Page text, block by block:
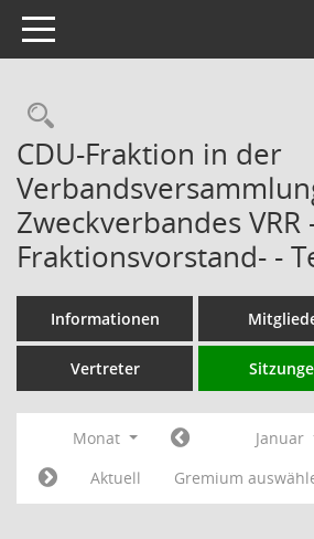
Toggle navigation
Rechercheauswahl
CDU-Fraktion in der
Zweckverbandes VRR
Fraktionsvorstand- -
Informationen
Vertreter
Monat Januar
Aktuell
Gremium